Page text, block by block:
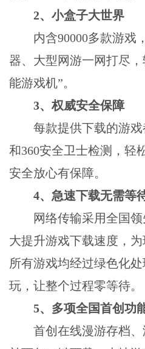
2、小盒子大世界
内含90000多款游戏
器、大型网游一网打尽
能游戏机”。
3、权威安全保障
每款提供下载的游戏
和360安全卫士检测，轻
安全放心有保障。
4、急速下载无需等
网络传输采用全国领
大提升游戏下载速度，
所有游戏均经过绿色化
玩，让整个过程零等待。
5、多项全国首创功
首创在线漫游存档、